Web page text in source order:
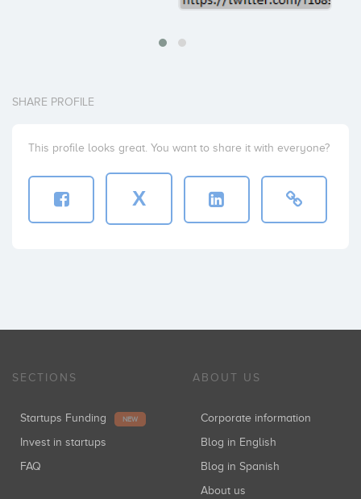
SHARE PROFILE
This profile looks great. You want to share it with everyone?
X
SECTIONS
Startups Funding NEW
Invest in startups
FAQ
ABOUT US
Corporate information
Blog in English
Blog in Spanish
About us